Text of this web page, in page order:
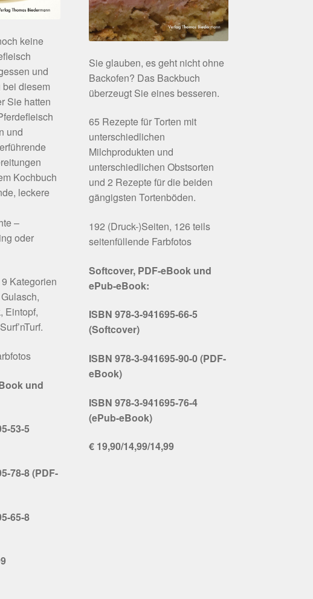
keine
und
diesem
Sie hatten
und
Kochbuch
leckere
–
oder
Kategorien
Eintopf,
und
53-5
78-8 (PDF-
65-8
Sie glauben, es geht nicht ohne
Backofen? Das Backbuch
überzeugt Sie eines besseren.
65 Rezepte für Torten mit
unterschiedlichen
Milchprodukten und
unterschiedlichen Obstsorten
und 2 Rezepte für die beiden
gängigsten Tortenböden.
192 (Druck-)Seiten, 126 teils
seitenfüllende Farbfotos
Softcover, PDF-eBook und
ePub-eBook:
ISBN 978-3-941695-66-5
(Softcover)
ISBN 978-3-941695-90-0 (PDF-
eBook)
ISBN 978-3-941695-76-4
(ePub-eBook)
€ 19,90/14,99/14,99